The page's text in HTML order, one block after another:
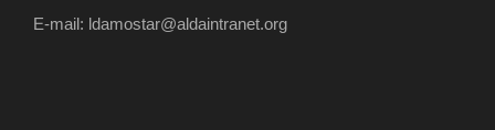
E-mail: ldamostar@aldaintranet.org